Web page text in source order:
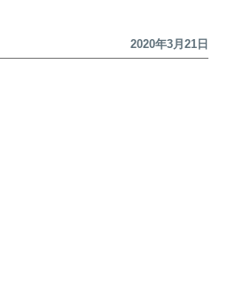
2020年3月21日